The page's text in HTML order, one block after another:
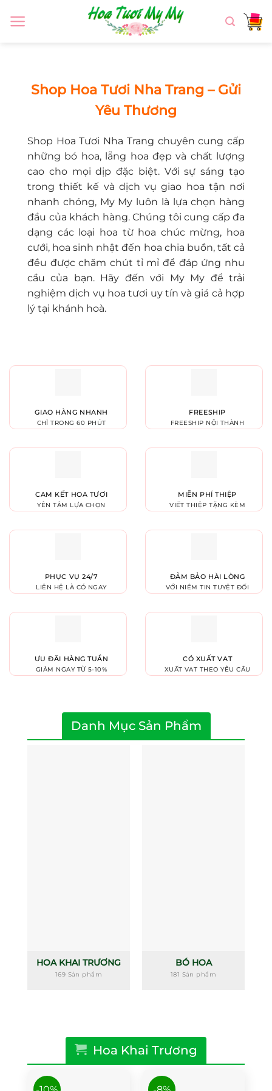
đến
Shop Hoa Tươi Nha Trang – Gửi
Yêu Thương
Shop Hoa Tươi Nha Trang chuyên cung cấp
những bó hoa, lẵng hoa đẹp và chất lượng
cao cho mọi dịp đặc biệt. Với sự sáng tạo
trong thiết kế và dịch vụ giao hoa tận nơi
nhanh chóng, My My luôn là lựa chọn hàng
đầu của khách hàng. Chúng tôi cung cấp đa
dạng các loại hoa từ hoa chúc mừng, hoa
cưới, hoa sinh nhật đến hoa chia buồn, tất cả
đều được chăm chút tỉ mỉ để đáp ứng nhu
cầu của bạn. Hãy đến với My My để trải
nghiệm dịch vụ hoa tươi uy tín và giá cả hợp
lý tại khánh hoà.
GIAO HÀNG NHANH
CHỈ TRONG 60 PHÚT
FREESHIP
FREESHIP NỘI THÀNH
CAM KẾT HOA TƯƠI
YÊN TÂM LỰA CHỌN
MIỄN PHÍ THIỆP
VIẾT THIỆP TẶNG KÈM
PHỤC VỤ 24/7
LIÊN HỆ LÀ CÓ NGAY
ĐẢM BẢO HÀI LÒNG
VỚI NIỀM TIN TUYỆT ĐỐI
ƯU ĐÃI HÀNG TUẦN
GIẢM NGAY TỪ 5-10%
CÓ XUẤT VAT
XUẤT VAT THEO YÊU CẦU
Danh Mục Sản Phẩm
HOA KHAI TRƯƠNG
169 Sản phẩm
BÓ HOA
181 Sản phẩm
Hoa Khai Trương